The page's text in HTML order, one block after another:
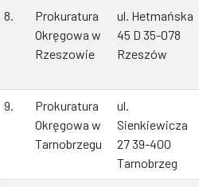
8.
Prokuratura
Okręgowa w
Rzeszowie
ul. Hetmańska
45 D 35-078
Rzeszów
9.
Prokuratura
Okręgowa w
Tarnobrzegu
ul.
Sienkiewicza
27 39-400
Tarnobrzeg